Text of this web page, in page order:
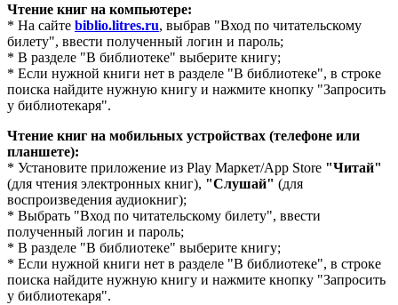
Чтение книг на компьютере:
* На сайте biblio.litres.ru, выбрав "Вход по читательскому
билету", ввести полученный логин и пароль;
* В разделе "В библиотеке" выберите книгу;
* Если нужной книги нет в разделе "В библиотеке", в строке
поиска найдите нужную книгу и нажмите кнопку "Запросить
у библиотекаря".
Чтение книг на мобильных устройствах (телефоне или
планшете):
* Установите приложение из Play Маркет/App Store "Читай"
(для чтения электронных книг), "Слушай" (для
воспроизведения аудиокниг);
* Выбрать "Вход по читательскому билету", ввести
полученный логин и пароль;
* В разделе "В библиотеке" выберите книгу;
* Если нужной книги нет в разделе "В библиотеке", в строке
поиска найдите нужную книгу и нажмите кнопку "Запросить
у библиотекаря".